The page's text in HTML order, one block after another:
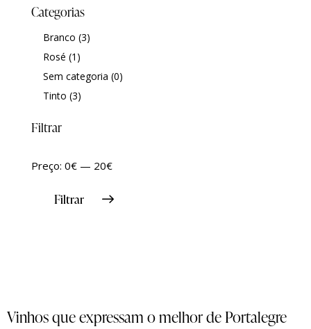
Categorias
Branco (3)
Rosé (1)
Sem categoria (0)
Tinto (3)
Filtrar
Filtrar
Preço: 0€ — 20€
Vinhos que expressam o melhor de Portalegre